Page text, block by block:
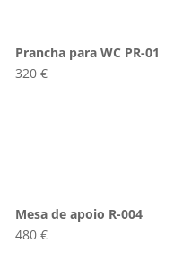
Prancha para WC PR-01
320€
Mesa de apoio R-004
480€